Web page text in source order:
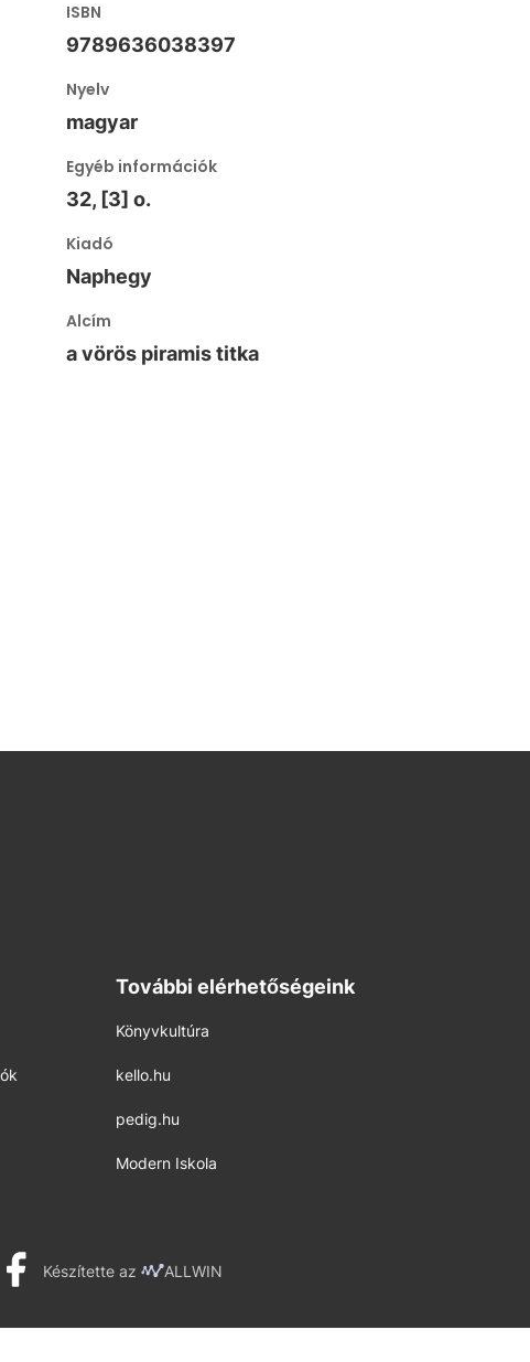
ISBN
9789636038397
Nyelv
magyar
Egyéb információk
32, [3] o.
Kiadó
Naphegy
Alcím
a vörös piramis titka
További elérhetőségeink
Könyvkultúra
kello.hu
pedig.hu
Modern Iskola
Készítette az ALLWIN